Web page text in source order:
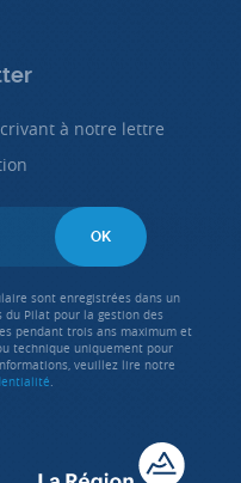
à notre lettre
sont enregistrées dans un
du Pilat pour la gestion des
pendant trois ans maximum et
technique uniquement pour
veuillez lire notre
.